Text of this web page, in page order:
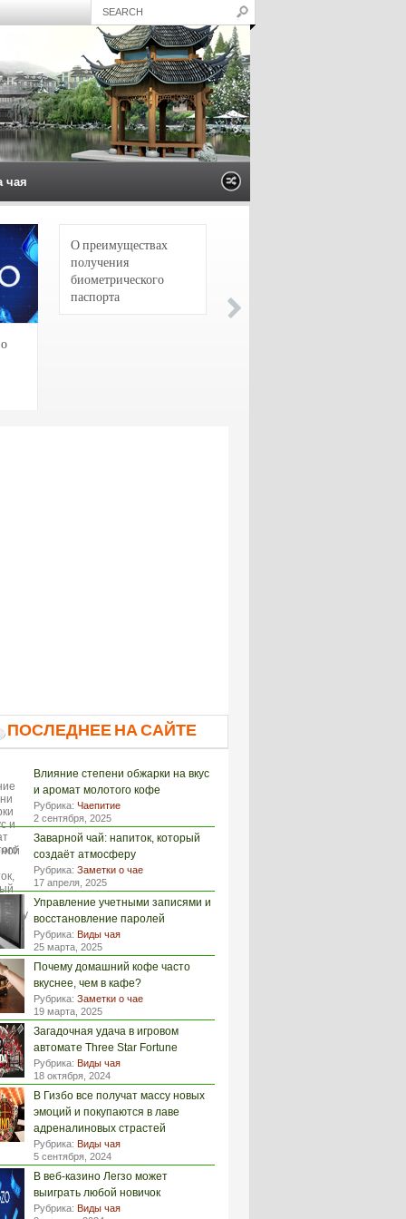
чая
О преимуществах
получения
биометрического
паспорта
ПОСЛЕДНЕЕ НА САЙТЕ
Влияние степени обжарки на вкус
и аромат молотого кофе
Рубрика: Чаепитие
2 сентября, 2025
Заварной чай: напиток, который
создаёт атмосферу
Рубрика: Заметки о чае
17 апреля, 2025
Управление учетными записями и
восстановление паролей
Рубрика: Виды чая
25 марта, 2025
Почему домашний кофе часто
вкуснее, чем в кафе?
Рубрика: Заметки о чае
19 марта, 2025
Загадочная удача в игровом
автомате Three Star Fortune
Рубрика: Виды чая
18 октября, 2024
В Гизбо все получат массу новых
эмоций и покупаются в лаве
адреналиновых страстей
Рубрика: Виды чая
5 сентября, 2024
В веб-казино Легзо может
выиграть любой новичок
Рубрика: Виды чая